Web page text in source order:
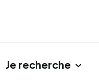
Je recherche